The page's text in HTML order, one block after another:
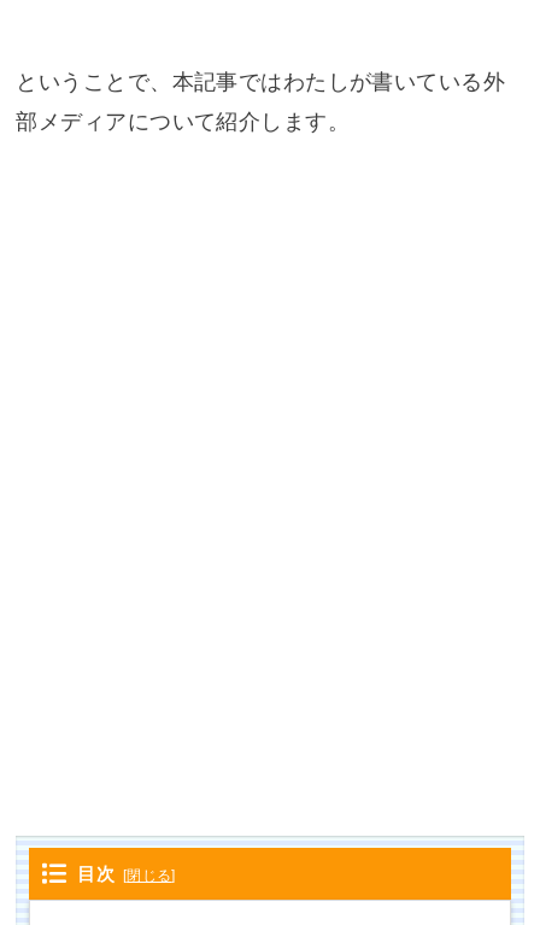
ということで、本記事ではわたしが書いている外
部メディアについて紹介します。
目次 [閉じる]